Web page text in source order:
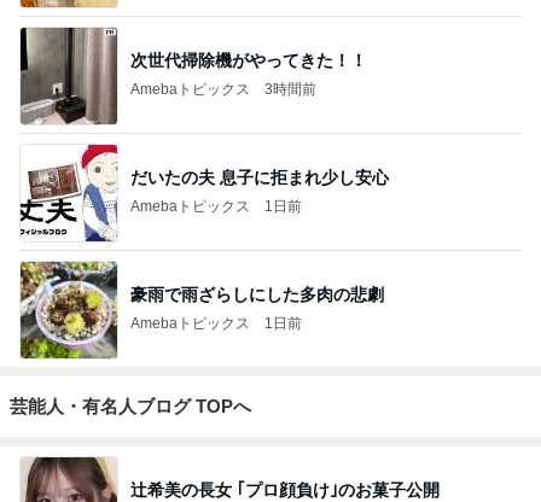
次世代掃除機がやってきた！！
Amebaトピックス 3時間前
だいたの夫 息子に拒まれ少し安心
Amebaトピックス 1日前
豪雨で雨ざらしにした多肉の悲劇
Amebaトピックス 1日前
芸能人・有名人ブログ TOPへ
辻希美の長女 ｢プロ顔負け｣のお菓子公開